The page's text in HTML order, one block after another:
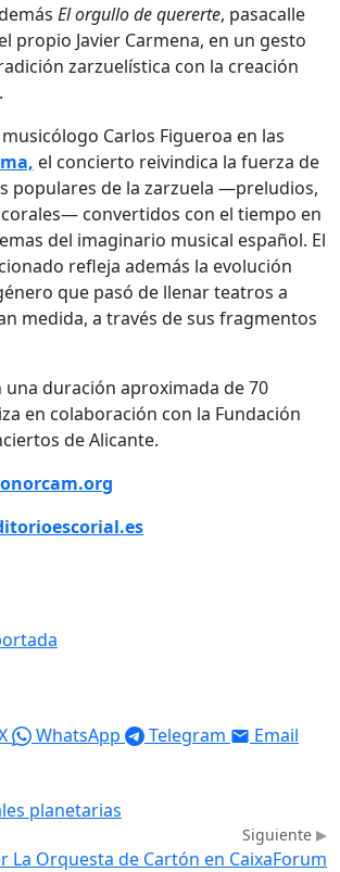
El orgullo de quererte, pasacalle
propio Javier Carmena, en un gesto
zarzuelística con la creación
Carlos Figueroa en las
el concierto reivindica la fuerza de
populares de la zarzuela —preludios,
corales— convertidos con el tiempo en
del imaginario musical español. El
refleja además la evolución
que pasó de llenar teatros a
medida, a través de sus fragmentos
una duración aproximada de 70
en colaboración con la Fundación
de Alicante.
WhatsApp Telegram Email
planetarias
Siguiente
La Orquesta de Cartón en CaixaForum